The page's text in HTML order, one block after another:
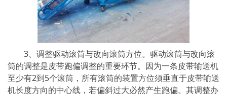
3、调整驱动滚筒与改向滚筒方位。驱动滚筒与改向滚
筒的调整是皮带跑偏调整的重要环节。因为一条皮带输送机
至少有2到5个滚筒，所有滚筒的装置方位须垂直于皮带输送
机长度方向的中心线，若偏斜过大必然产生跑偏。其调整办